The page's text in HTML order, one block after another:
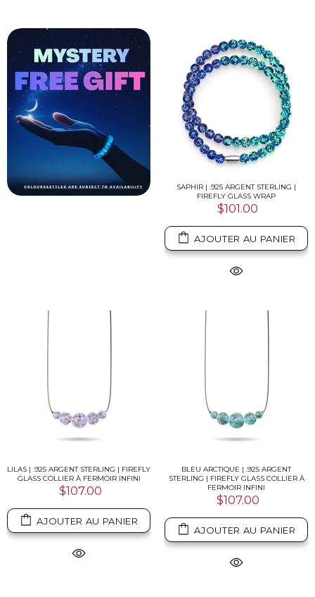
SAPHIR | .925 ARGENT STERLING |
FIREFLY GLASS WRAP
$101.00
AJOUTER AU PANIER
LILAS | .925 ARGENT STERLING | FIREFLY
GLASS COLLIER À FERMOIR INFINI
$107.00
AJOUTER AU PANIER
BLEU ARCTIQUE | .925 ARGENT
STERLING | FIREFLY GLASS COLLIER À
FERMOIR INFINI
$107.00
AJOUTER AU PANIER